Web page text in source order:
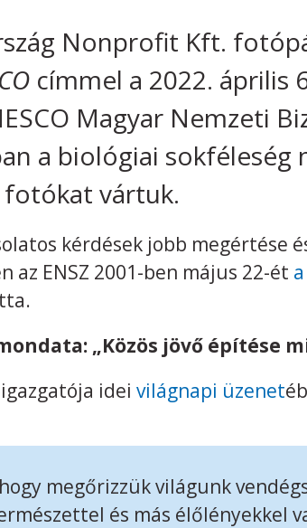
Nonprofit Kft.
címmel a 2022. április
Magyar Nemzeti
a biológiai sokféleség
fotókat vártuk.
kérdések jobb megértése
az ENSZ 2001-ben május 22-ét
„Közös jövő építése
idei világnapi üzenet
megőrizzük világunk
és más élőlényekkel